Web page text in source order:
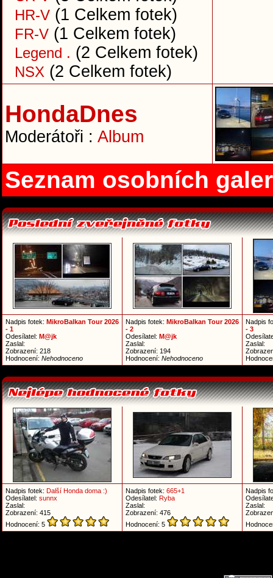
HR-V (1 Celkem fotek)
FR-V (1 Celkem fotek)
Legend . (2 Celkem fotek)
NSX (2 Celkem fotek)
HondaDnes
Moderátoři : Album
Seznam osobních
Nadpis fotek: MikroBalkan Tour 2026
- 1
Odesílatel: M@jk
Zaslal:
Zobrazení: 218
Hodnocení: Nehodnoceno
Nadpis fotek: MikroBalkan Tour 2026
- 2
Odesílatel: M@jk
Zaslal:
Zobrazení: 194
Hodnocení: Nehodnoceno
Nadpis
- 3
Zaslal:
Nadpis fotek: Další Honda doma :)
Odesílatel: sunnx
Zaslal:
Zobrazení: 415
Hodnocení: 5
Nadpis fotek: 665+1
Odesílatel: Ryba
Zaslal:
Zobrazení: 476
Hodnocení: 5
Nadpis
Zaslal: